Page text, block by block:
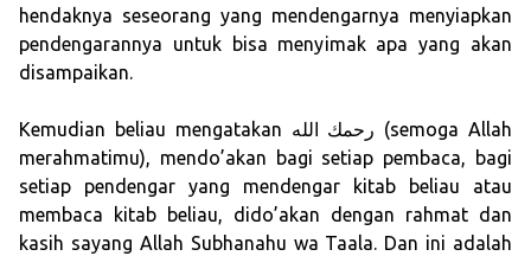
hendaknya seseorang yang mendengarnya menyiapkan
pendengarannya untuk bisa menyimak apa yang akan
disampaikan.
Kemudian beliau mengatakan رحمك الله (semoga Allah
merahmatimu), mendo’akan bagi setiap pembaca, bagi
setiap pendengar yang mendengar kitab beliau atau
membaca kitab beliau, dido’akan dengan rahmat dan
kasih sayang Allah Subhanahu wa Taala. Dan ini adalah